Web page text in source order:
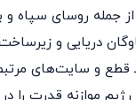
دریایی و
موازنه قدرت را